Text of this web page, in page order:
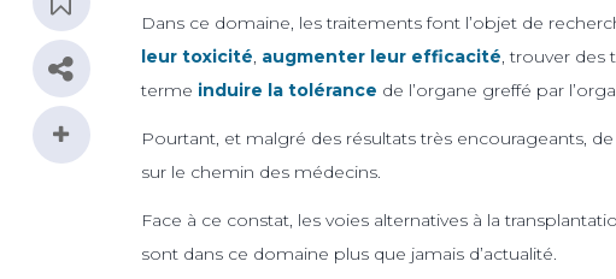
Dans ce domaine, les traitements font l’objet de
leur toxicité, augmenter leur efficacité, trouver des
terme induire la tolérance de l’organe greffé par
Pourtant, et malgré des résultats très encourageants,
sur le chemin des médecins.
Face à ce constat, les voies alternatives à la
sont dans ce domaine plus que jamais d’actualité.